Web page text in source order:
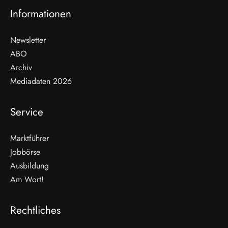
Informationen
Newsletter
ABO
Archiv
Mediadaten 2026
Service
Marktführer
Jobbörse
Ausbildung
Am Wort!
Rechtliches